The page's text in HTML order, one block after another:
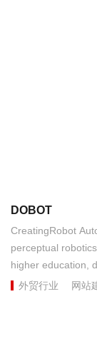
DOBOT
CreatingRobot
perceptual
higher education,
外贸行业
网站